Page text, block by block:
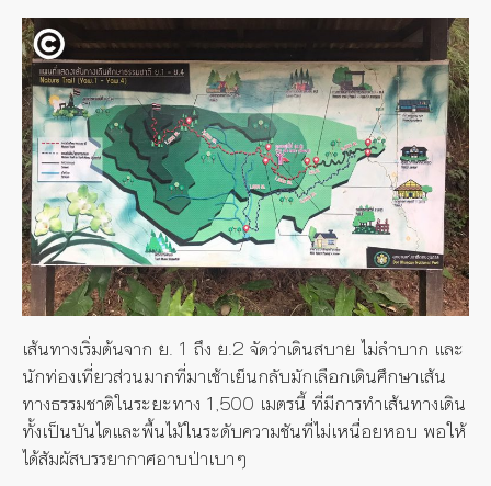
เส้นทางเริ่มต้นจาก ย. 1 ถึง ย.2 จัดว่าเดินสบาย ไม่ลำบาก และ
นักท่องเที่ยวส่วนมากที่มาเช้าเย็นกลับมักเลือกเดินศึกษาเส้น
ทางธรรมชาติในระยะทาง 1,500 เมตรนี้ ที่มีการทำเส้นทางเดิน
ทั้งเป็นบันไดและพื้นไม้ในระดับความชันที่ไม่เหนื่อยหอบ พอให้
ได้สัมผัสบรรยากาศอาบป่าเบาๆ